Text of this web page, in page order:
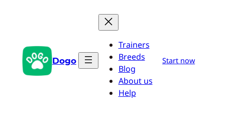
conteúdo Dogo
Trainers
Breeds
Blog
About us
Help
Start now